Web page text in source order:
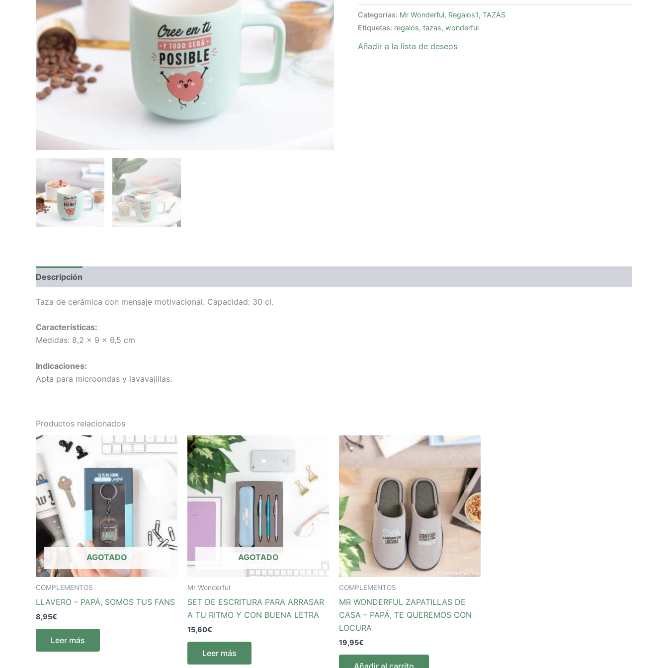
Categorías: Mr Wonderful, Regalos1, TAZAS
Etiquetas: regalos, tazas, wonderful
Añadir a la lista de deseos
Descripción
Taza de cerámica con mensaje motivacional. Capacidad: 30 cl.
Características:
Medidas: 8,2 x 9 x 6,5 cm
Indicaciones:
Apta para microondas y lavavajillas.
Productos relacionados
AGOTADO
COMPLEMENTOS
LLAVERO – PAPÁ, SOMOS TUS FANS
8,95€
Leer más
AGOTADO
Mr Wonderful
SET DE ESCRITURA PARA ARRASAR
A TU RITMO Y CON BUENA LETRA
15,60€
Leer más
COMPLEMENTOS
MR WONDERFUL ZAPATILLAS DE
CASA – PAPÁ, TE QUEREMOS CON
LOCURA
19,95€
Añadir al carrito